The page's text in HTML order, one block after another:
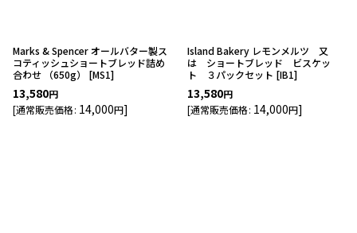
Marks & Spencer オールバター製ス
コティッシュショートブレッド詰め
合わせ （650g）
[MS1]
13,580円
[通常販売価格: 14,000円]
Island Bakery レモンメルツ 又
は ショートブレッド ビスケッ
ト ３パックセット [IB1]
13,580円
[通常販売価格: 14,000円]